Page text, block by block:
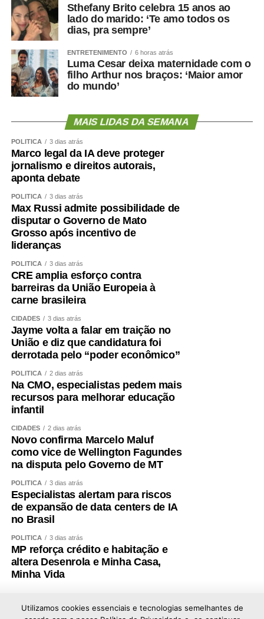
Sthefany Brito celebra 15 anos ao
lado do marido: ‘Te amo todos os
dias, pra sempre’
ENTRETENIMENTO 6 horas atrás
Luma Cesar deixa maternidade com o
filho Arthur nos braços: ‘Maior amor
do mundo’
MAIS LIDAS DA SEMANA
POLÍTICA 3 dias atrás
Marco legal da IA deve proteger
jornalismo e direitos autorais,
aponta debate
POLÍTICA 3 dias atrás
Max Russi admite possibilidade de
disputar o Governo de Mato
Grosso após incentivo de
lideranças
POLÍTICA 3 dias atrás
CRE amplia esforço contra
barreiras da União Europeia à
carne brasileira
CIDADES 3 dias atrás
Jayme volta a falar em traição no
União e diz que candidatura foi
derrotada pelo “poder econômico”
POLÍTICA 2 dias atrás
Na CMO, especialistas pedem mais
recursos para melhorar educação
infantil
CIDADES 2 dias atrás
Novo confirma Marcelo Maluf
como vice de Wellington Fagundes
na disputa pelo Governo de MT
POLÍTICA 3 dias atrás
Especialistas alertam para riscos
de expansão de data centers de IA
no Brasil
POLÍTICA 3 dias atrás
MP reforça crédito e habitação e
altera Desenrola e Minha Casa,
Minha Vida
Utilizamos cookies essenciais e tecnologias semelhantes de